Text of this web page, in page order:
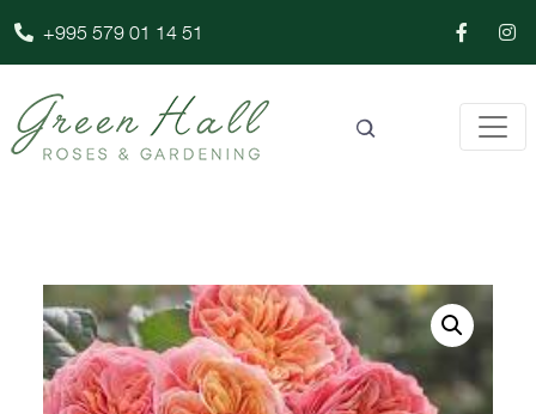
+995 579 01 14 51